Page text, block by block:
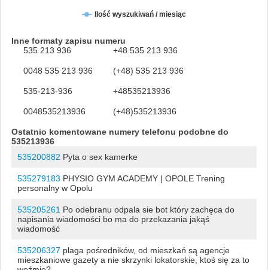
Ilość wyszukiwań / miesiąc
Inne formaty zapisu numeru
535 213 936
+48 535 213 936
0048 535 213 936 (+48) 535 213 936
535-213-936 +48535213936
0048535213936 (+48)535213936
Ostatnio komentowane numery telefonu podobne do
535213936
535200882 Pyta o sex kamerke
535279183 PHYSIO GYM ACADEMY | OPOLE Trening
personalny w Opolu
535205261 Po odebranu odpala sie bot który zachęca do
napisania wiadomości bo ma do przekazania jakąś
wiadomość
535206327 plaga pośredników, od mieszkań są agencje
mieszkaniowe gazety a nie skrzynki lokatorskie, ktoś się za to